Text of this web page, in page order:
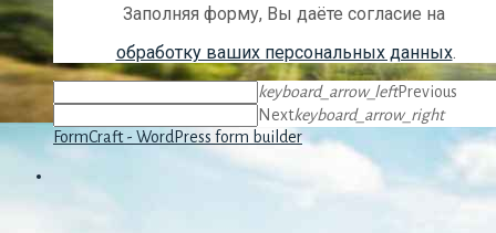
Заполняя форму, Вы даёте согласие на
обработку ваших персональных данных.
keyboard_arrow_leftPrevious
Nextkeyboard_arrow_right
FormCraft - WordPress form builder